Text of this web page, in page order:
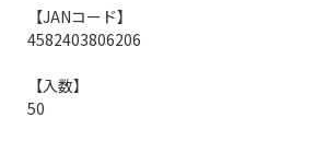
【JANコード】
4582403806206
【入数】
50